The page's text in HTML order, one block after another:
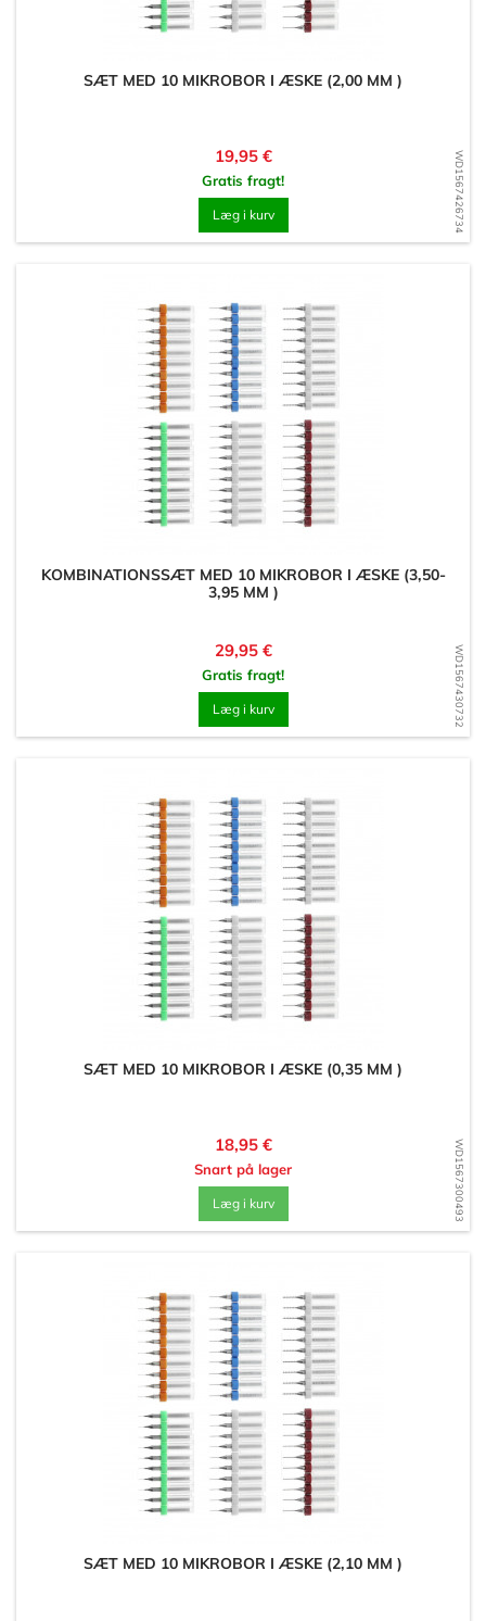
WD1567426734
SÆT MED 10 MIKROBOR I ÆSKE (2,00 MM )
Pris
19,95 €
Gratis fragt!
Læg i kurv
WD1567430732
KOMBINATIONSSÆT MED 10 MIKROBOR I ÆSKE (3,50-
3,95 MM )
Pris
29,95 €
Gratis fragt!
Læg i kurv
WD1567300493
SÆT MED 10 MIKROBOR I ÆSKE (0,35 MM )
Pris
18,95 €
Snart på lager
Læg i kurv
SÆT MED 10 MIKROBOR I ÆSKE (2,10 MM )